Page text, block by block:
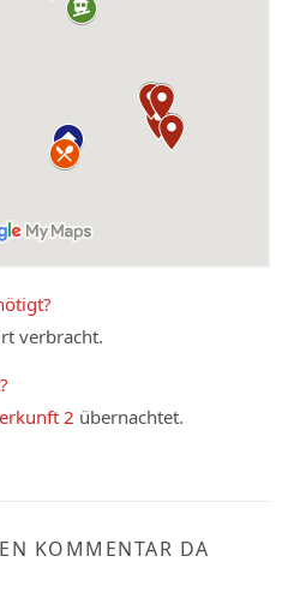
verbracht.
2 übernachtet.
KOMMENTAR DA